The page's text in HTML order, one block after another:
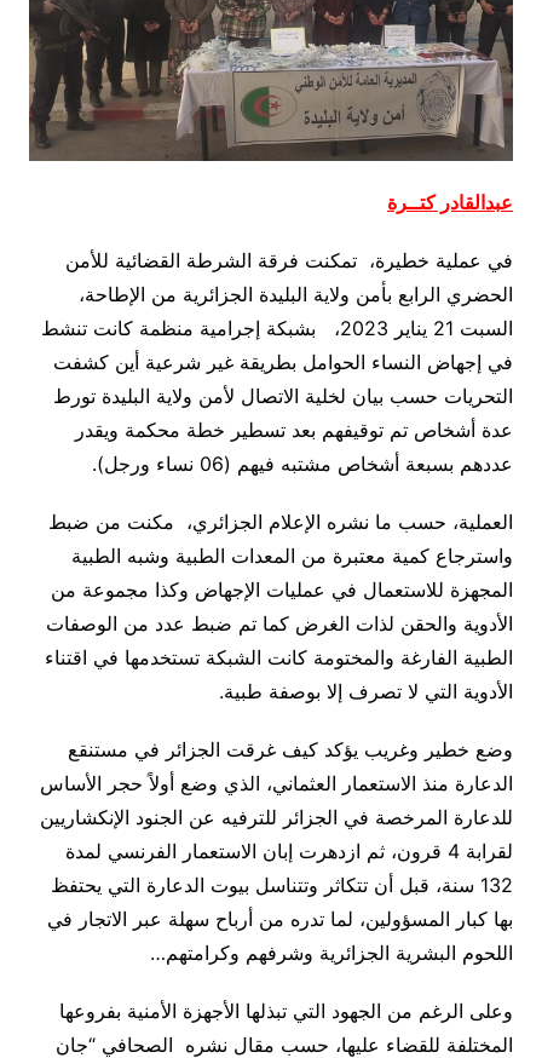
عبدالقادر كتــرة
في عملية خطيرة، تمكنت فرقة الشرطة القضائية للأمن
الحضري الرابع بأمن ولاية البليدة الجزائرية من الإطاحة،
السبت 21 يناير 2023، بشبكة إجرامية منظمة كانت تنشط
في إجهاض النساء الحوامل بطريقة غير شرعية أين كشفت
التحريات حسب بيان لخلية الاتصال لأمن ولاية البليدة تورط
عدة أشخاص تم توقيفهم بعد تسطير خطة محكمة ويقدر
عددهم بسبعة أشخاص مشتبه فيهم (06 نساء ورجل)
.
العملية، حسب ما نشره الإعلام الجزائري، مكنت من ضبط
واسترجاع كمية معتبرة من المعدات الطبية وشبه الطبية
المجهزة للاستعمال في عمليات الإجهاض وكذا مجموعة من
الأدوية والحقن لذات الغرض كما تم ضبط عدد من الوصفات
الطبية الفارغة والمختومة كانت الشبكة تستخدمها في اقتناء
الأدوية التي لا تصرف إلا بوصفة طبية.
وضع خطير وغريب يؤكد كيف غرقت الجزائر في مستنقع
الدعارة منذ الاستعمار العثماني، الذي وضع أولاً حجر الأساس
للدعارة المرخصة في الجزائر للترفيه عن الجنود الإنكشاريين
لقرابة 4 قرون، ثم ازدهرت إبان الاستعمار الفرنسي لمدة
132 سنة، قبل أن تتكاثر وتتناسل بيوت الدعارة التي يحتفظ
بها كبار المسؤولين، لما تدره من أرباح سهلة عبر الاتجار في
اللحوم البشرية الجزائرية وشرفهم وكرامتهم…
وعلى الرغم من الجهود التي تبذلها الأجهزة الأمنية بفروعها
المختلفة للقضاء عليها، حسب مقال نشره الصحافي “جان